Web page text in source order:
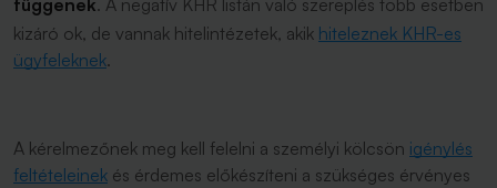
kizáró ok, de vannak hitelintézetek, akik hiteleznek KHR-es
ügyfeleknek.
A kérelmezőnek meg kell felelni a személyi kölcsön igénylés
feltételeinek és érdemes előkészíteni a szükséges érvényes